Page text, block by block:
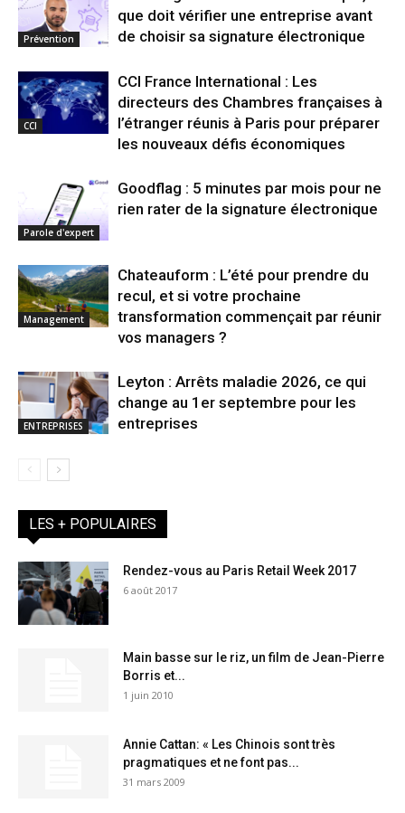
Prévention
que doit vérifier une entreprise avant
de choisir sa signature électronique
CCI
CCI France International : Les
directeurs des Chambres françaises à
l’étranger réunis à Paris pour préparer
les nouveaux défis économiques
Parole d'expert
Goodflag : 5 minutes par mois pour ne
rien rater de la signature électronique
Management
Chateauform : L’été pour prendre du
recul, et si votre prochaine
transformation commençait par réunir
vos managers ?
ENTREPRISES
Leyton : Arrêts maladie 2026, ce qui
change au 1er septembre pour les
entreprises
LES + POPULAIRES
Rendez-vous au Paris Retail Week 2017
6 août 2017
Main basse sur le riz, un film de Jean-Pierre
Borris et...
1 juin 2010
Annie Cattan: « Les Chinois sont très
pragmatiques et ne font pas...
31 mars 2009